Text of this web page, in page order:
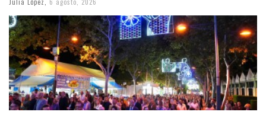
Julia López, 6 agosto, 2026